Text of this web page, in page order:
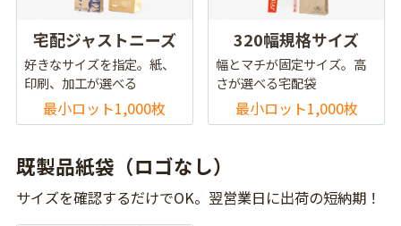
宅配ジャストニーズ
好きなサイズを指定。紙、
印刷、加工が選べる
最小ロット1,000枚
320幅規格サイズ
幅とマチが固定サイズ。高
さが選べる宅配袋
最小ロット1,000枚
既製品紙袋（ロゴなし）
サイズを確認するだけでOK。翌営業日に出荷の短納期！